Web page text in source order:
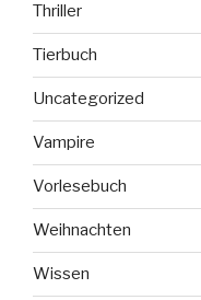
Thriller
Tierbuch
Uncategorized
Vampire
Vorlesebuch
Weihnachten
Wissen